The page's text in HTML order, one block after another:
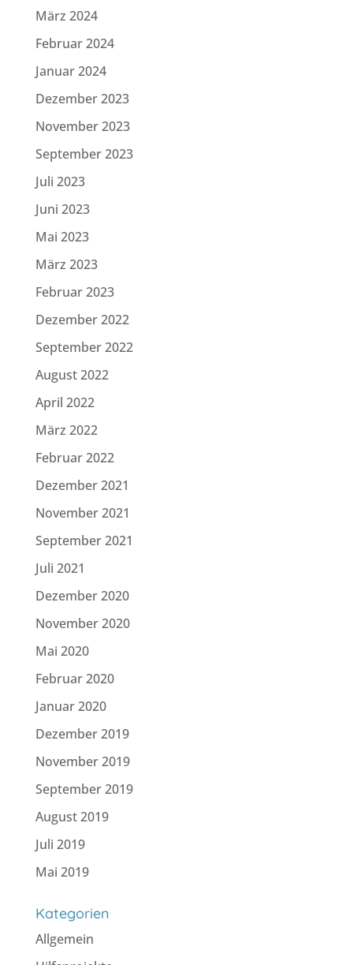
März 2024
Februar 2024
Januar 2024
Dezember 2023
November 2023
September 2023
Juli 2023
Juni 2023
Mai 2023
März 2023
Februar 2023
Dezember 2022
September 2022
August 2022
April 2022
März 2022
Februar 2022
Dezember 2021
November 2021
September 2021
Juli 2021
Dezember 2020
November 2020
Mai 2020
Februar 2020
Januar 2020
Dezember 2019
November 2019
September 2019
August 2019
Juli 2019
Mai 2019
Kategorien
Allgemein